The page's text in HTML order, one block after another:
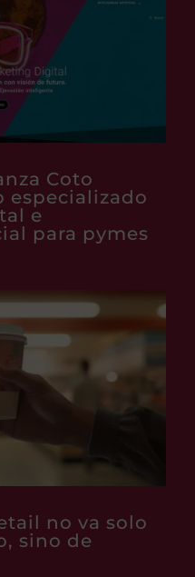
Coto
especializado
e
para pymes
no va solo
sino de